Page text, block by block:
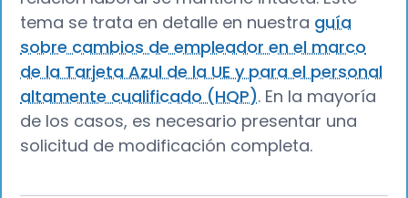
tema se trata en detalle en nuestra guía
sobre cambios de empleador en el marco
de la Tarjeta Azul de la UE y para el personal
altamente cualificado (HQP). En la mayoría
de los casos, es necesario presentar una
solicitud de modificación completa.